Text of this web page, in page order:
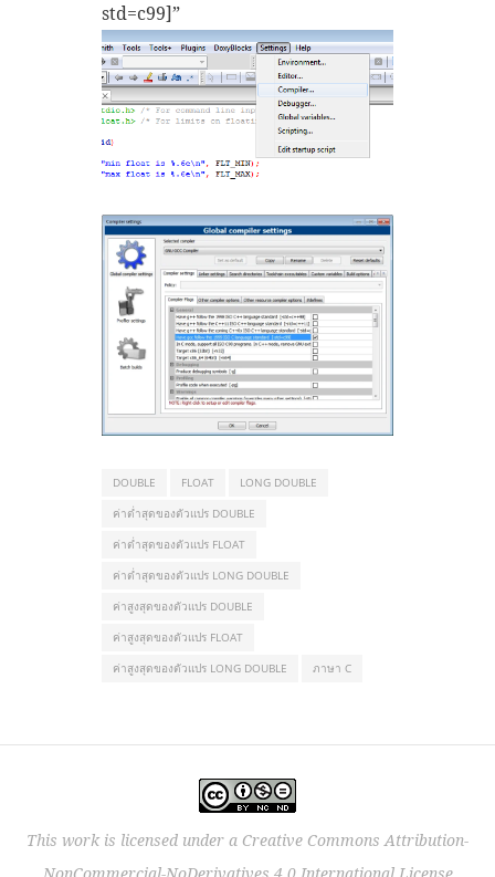
std=c99]”
DOUBLE FLOAT
LONG DOUBLE
ค่าต่ำสุดของตัวแปร DOUBLE
ค่าต่ำสุดของตัวแปร FLOAT
ค่าต่ำสุดของตัวแปร LONG DOUBLE
ค่าสูงสุดของตัวแปร DOUBLE
ค่าสูงสุดของตัวแปร FLOAT
ค่าสูงสุดของตัวแปร LONG DOUBLE
ภาษา C
This work is licensed under a Creative Commons Attribution-